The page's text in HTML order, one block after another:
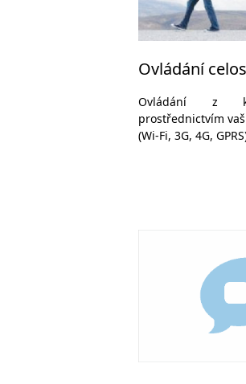
Ovládání
Ovládání z
prostřednictvím
(Wi-Fi, 3G, 4G,